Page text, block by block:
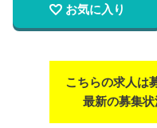
お気に入り
こちらの求人は
最新の募集状